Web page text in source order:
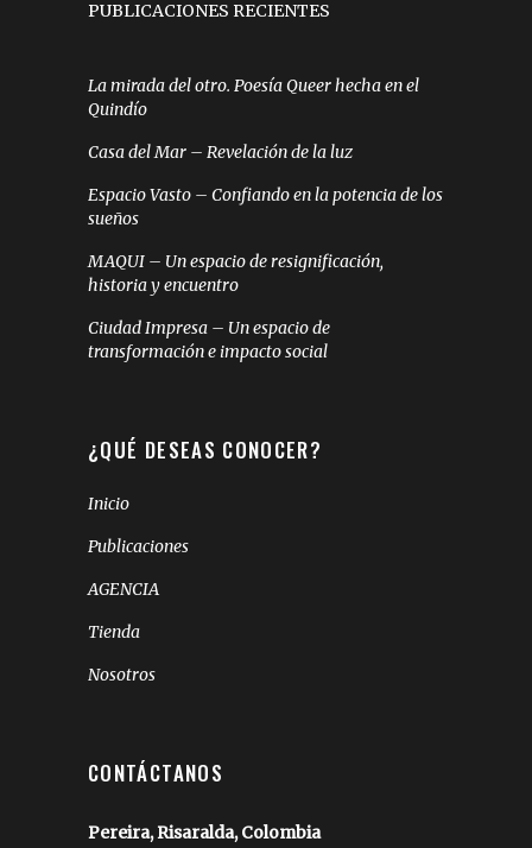
PUBLICACIONES RECIENTES
La mirada del otro. Poesía Queer hecha en el
Quindío
Casa del Mar – Revelación de la luz
Espacio Vasto – Confiando en la potencia de los
sueños
MAQUI – Un espacio de resignificación,
historia y encuentro
Ciudad Impresa – Un espacio de
transformación e impacto social
¿QUÉ DESEAS CONOCER?
Inicio
Publicaciones
AGENCIA
Tienda
Nosotros
CONTÁCTANOS
Pereira, Risaralda, Colombia